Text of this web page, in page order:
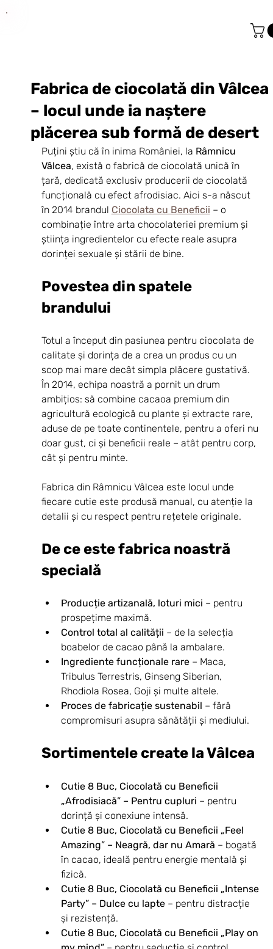
Fabrica de ciocolată din Vâlcea
– locul unde ia naștere
plăcerea sub formă de desert
Puțini știu că în inima României, la Râmnicu
Vâlcea, există o fabrică de ciocolată unică în
țară, dedicată exclusiv producerii de ciocolată
funcțională cu efect afrodisiac. Aici s-a născut
în 2014 brandul Ciocolata cu Beneficii – o
combinație între arta chocolateriei premium și
știința ingredientelor cu efecte reale asupra
dorinței sexuale și stării de bine.
Povestea din spatele
brandului
Totul a început din pasiunea pentru ciocolata de
calitate și dorința de a crea un produs cu un
scop mai mare decât simpla plăcere gustativă.
În 2014, echipa noastră a pornit un drum
ambițios: să combine cacaoa premium din
agricultură ecologică cu plante și extracte rare,
aduse de pe toate continentele, pentru a oferi nu
doar gust, ci și beneficii reale – atât pentru corp,
cât și pentru minte.
Fabrica din Râmnicu Vâlcea este locul unde
fiecare cutie este produsă manual, cu atenție la
detalii și cu respect pentru rețetele originale.
De ce este fabrica noastră
specială
Producție artizanală, loturi mici – pentru
prospețime maximă.
Control total al calității – de la selecția
boabelor de cacao până la ambalare.
Ingrediente funcționale rare – Maca,
Tribulus Terrestris, Ginseng Siberian,
Rhodiola Rosea, Goji și multe altele.
Proces de fabricație sustenabil – fără
compromisuri asupra sănătății și mediului.
Sortimentele create la Vâlcea
Cutie 8 Buc, Ciocolată cu Beneficii
„Afrodisiacă” – Pentru cupluri – pentru
dorință și conexiune intensă.
Cutie 8 Buc, Ciocolată cu Beneficii „Feel
Amazing” – Neagră, dar nu Amară – bogată
în cacao, ideală pentru energie mentală și
fizică.
Cutie 8 Buc, Ciocolată cu Beneficii „Intense
Party” – Dulce cu lapte – pentru distracție
și rezistență.
Cutie 8 Buc, Ciocolată cu Beneficii „Play on